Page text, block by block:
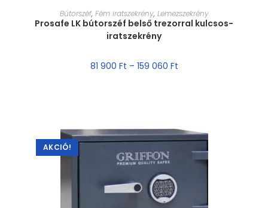
MÉRET VÁLASZTÁSA
Bútorszéf, Fém iratszekrény, Lemezszekrény
Prosafe LK bútorszéf belső trezorral kulcsos-
iratszekrény
81 900 Ft – 159 060 Ft
AKCIÓ!